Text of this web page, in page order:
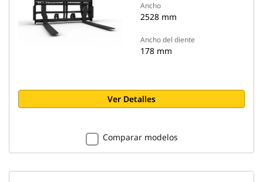
Ancho
2528 mm
Ancho del diente
178 mm
Ver Detalles
Comparar modelos